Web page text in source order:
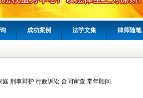
成功案例 法学文集 律师随笔
刑事辩护 行政诉讼 合同审查 常年顾问